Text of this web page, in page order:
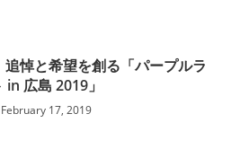
悼と希望を創る「パープルラ
in 広島 2019」
February 17, 2019